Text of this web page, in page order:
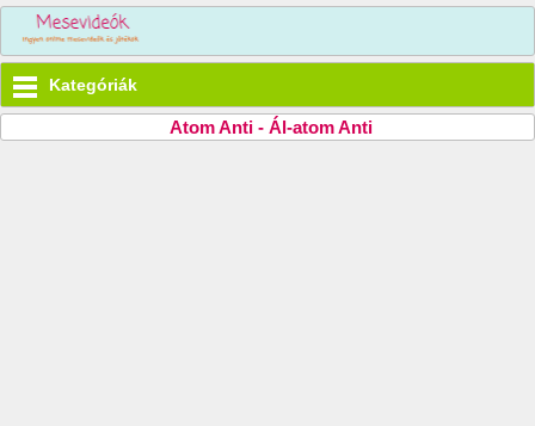
Kategóriák
Atom Anti - Ál-atom Anti